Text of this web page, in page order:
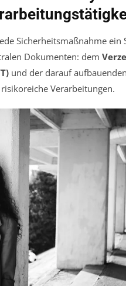
Sicherheitsmaßnahme ein
Dokumenten: dem
und der darauf
Verarbeitungen.